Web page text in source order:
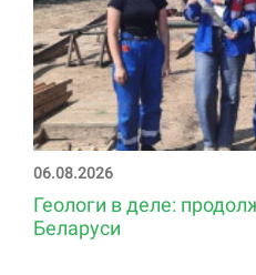
06.08.2026
Геологи в деле:
Беларуси